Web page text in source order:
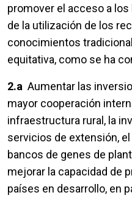
promover el acceso a
de la utilización de los
conocimientos
equitativa, como se ha
2.a Aumentar las
mayor cooperación
infraestructura rural, la
servicios de extensión,
bancos de genes de
mejorar la capacidad de
países en desarrollo, en